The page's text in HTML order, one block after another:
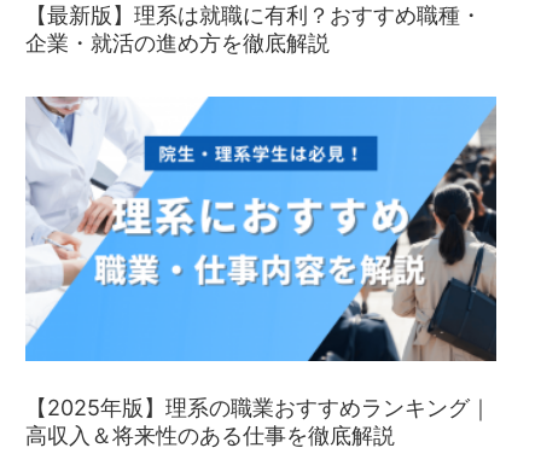
【最新版】理系は就職に有利？おすすめ職種・
企業・就活の進め方を徹底解説
【2025年版】理系の職業おすすめランキング｜
高収入＆将来性のある仕事を徹底解説